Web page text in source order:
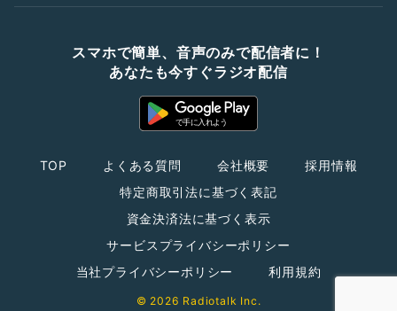
スマホで簡単、音声のみで配信者に！
あなたも今すぐラジオ配信
TOP よくある質問 会社概要
採用情報
特定商取引法に基づく表記
資金決済法に基づく表示
サービスプライバシーポリシー
当社プライバシーポリシー
利用規約
© 2026 Radiotalk Inc.